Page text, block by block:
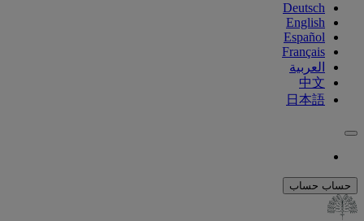
Deutsch
English
Español
Français
العربية
中文
日本語
حساب حساب